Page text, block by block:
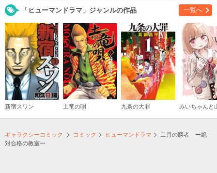
「ヒューマンドラマ」ジャンルの作品 一覧へ
新宿スワン 土竜の唄 九条の大罪
ギャラクシーコミック コミック ヒューマンドラマ
二月の勝者 ー絶
対合格の教室ー